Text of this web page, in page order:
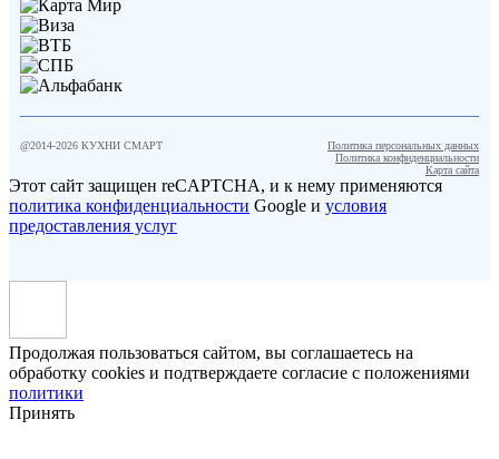
@2014-2026 КУХНИ СМАРТ
Политика персональных данных
Политика конфиденциальности
Карта сайта
Этот сайт защищен reCAPTCHA, и к нему применяются
политика конфиденциальности Google и условия
предоставления услуг
Продолжая пользоваться сайтом, вы соглашаетесь на
обработку cookies и подтверждаете согласие с положениями
политики
Принять